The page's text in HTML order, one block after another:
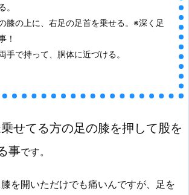
。
膝の上に、右足の足首を乗せる。※深く足
！
手で持って、胴体に近づける。
乗せてる方の足の膝を押して股を
事です。
を開いただけでも痛いんですが、足を